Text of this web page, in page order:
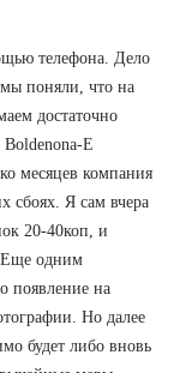
телефона. Дело
поняли, что на
достаточно
E
месяцев компания
сбоях. Я сам вчера
20-40коп, и
Еще одним
появление на
Но далее
будет либо вновь